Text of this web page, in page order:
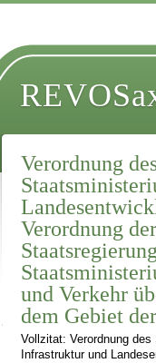
Verordnung
Verordnung
und Verkehr
dem Gebiet
Vollzitat: Verordnung
Infrastruktur und